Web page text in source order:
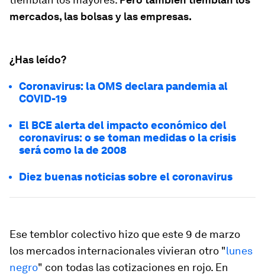
mercados, las bolsas y las empresas.
¿Has leído?
Coronavirus: la OMS declara pandemia al
COVID-19
El BCE alerta del impacto económico del
coronavirus: o se toman medidas o la crisis
será como la de 2008
Diez buenas noticias sobre el coronavirus
Ese temblor colectivo hizo que este 9 de marzo
los mercados internacionales vivieran otro "lunes
negro" con todas las cotizaciones en rojo. En